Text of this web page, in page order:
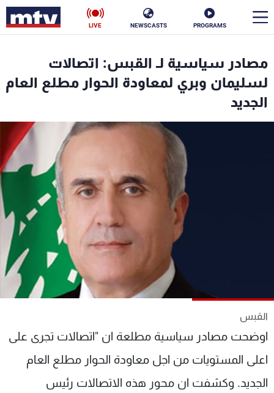
PROGRAMS
NEWSCASTS
LIVE
مصادر سياسية لـ القبس: اتصالات
لسليمان وبري لمعاودة الحوار مطلع العام
الجديد
القبس
اوضحت مصادر سياسية مطلعة ان "اتصالات تجرى على
اعلى المستويات من اجل معاودة الحوار مطلع العام
الجديد. وكشفت ان محور هذه الاتصالات رئيس
الأخبار
سياسة
الترددات
عن MTV
الإنـتـاج
لاعلاناتكم
وظائف
تواصل معنا
شروط الإسـتخدام
سياسة الخصوصية